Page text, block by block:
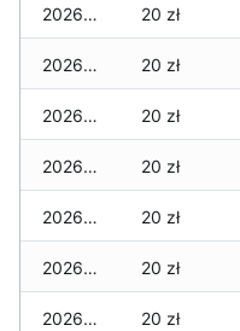
2026-05-16 20 zł
2026-05-15 20 zł
2026-05-14 20 zł
2026-05-13 20 zł
2026-05-12 20 zł
2026-05-09 20 zł
2026-05-08 20 zł